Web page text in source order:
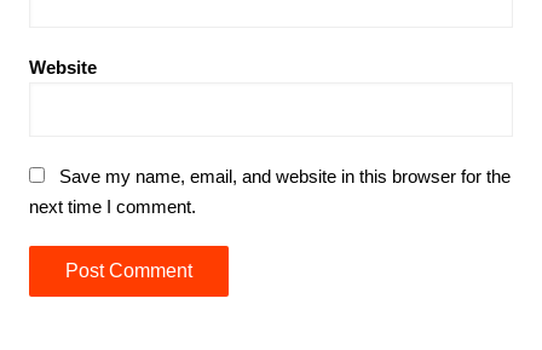
Website
Save my name, email, and website in this browser for the
next time I comment.